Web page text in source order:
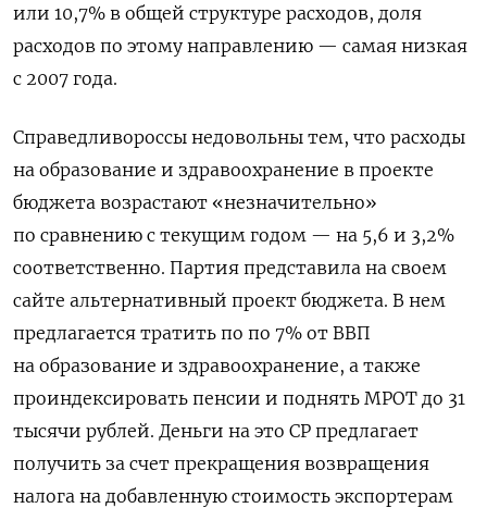
или 10,7% в общей структуре расходов, доля
расходов по этому направлению — самая низкая
с 2007 года.
Справедливороссы недовольны тем, что расходы
на образование и здравоохранение в проекте
бюджета возрастают «незначительно»
по сравнению с текущим годом — на 5,6 и 3,2%
соответственно. Партия представила на своем
сайте альтернативный проект бюджета. В нем
предлагается тратить по по 7% от ВВП
на образование и здравоохранение, а также
проиндексировать пенсии и поднять МРОТ до 31
тысячи рублей. Деньги на это СР предлагает
получить за счет прекращения возвращения
налога на добавленную стоимость экспортерам